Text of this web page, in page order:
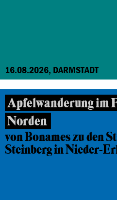
16.08.2026, DARMSTADT
Apfelwanderung im
Norden
von Bonames zu den
Steinberg in Nieder-